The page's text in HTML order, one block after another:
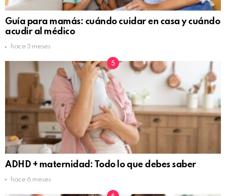
Guía para mamás: cuándo cuidar en casa y cuándo
acudir al médico
hace 3 meses
ADHD + maternidad: Todo lo que debes saber
hace 6 meses